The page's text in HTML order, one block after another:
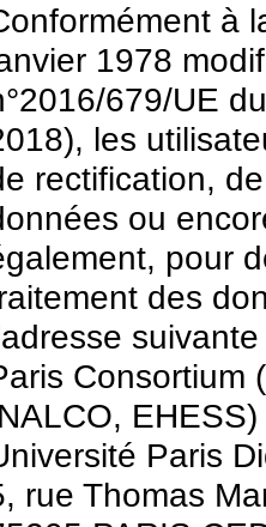
à
1978
679/UE
les
rectification,
ou
pour
des
Consortium
EHESS)
Paris
rue Thomas